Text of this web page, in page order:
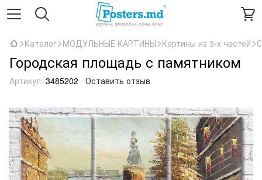
Каталог МОДУЛЬНЫЕ КАРТИНЫ Картины из 3-х частей
Городская площадь с памятником
Артикул: 3485202 Оставить отзыв